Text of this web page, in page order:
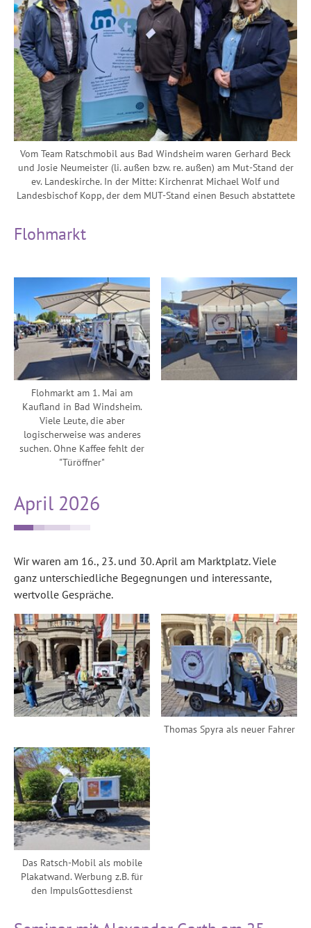
Vom Team Ratschmobil aus Bad Windsheim waren Gerhard Beck
und Josie Neumeister (li. außen bzw. re. außen) am Mut-Stand der
ev. Landeskirche. In der Mitte: Kirchenrat Michael Wolf und
Landesbischof Kopp, der dem MUT-Stand einen Besuch abstattete
Flohmarkt
Flohmarkt am 1. Mai am
Kaufland in Bad Windsheim.
Viele Leute, die aber
logischerweise was anderes
suchen. Ohne Kaffee fehlt der
"Türöffner"
April 2026
Thomas Spyra als neuer Fahrer
Das Ratsch-Mobil als mobile
Plakatwand. Werbung z.B. für
den ImpulsGottesdienst
Wir waren am 16., 23. und 30. April am Marktplatz. Viele
ganz unterschiedliche Begegnungen und interessante,
wertvolle Gespräche.